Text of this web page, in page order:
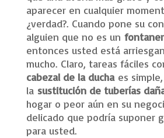
aparecer en cualquier
¿verdad?. Cuando pone su
alguien que no es un
entonces usted está
mucho. Claro, tareas fáciles
cabezal de la duchaes
la sustitución de tuberías
hogar o peor aún en su
delicado que podría suponer
para usted.